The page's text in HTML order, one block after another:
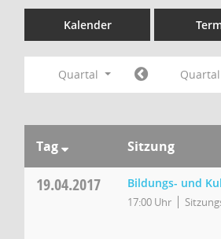
Kalender
Quartal
Tag Sitzung
19.04.2017 Bildungs- und
17:00 Uhr